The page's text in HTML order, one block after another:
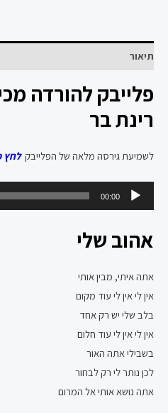
תיאור
פלייבק להורדה
רינת בר
לשמיעת גירסה מלאה של הפלייבקלחץ
אודיו
00:00
אהוב שלי
אתה איתי, מבין אותי
אין לי אין לי עוד מקום
בלב שלי יש רק אחד
אין לי אין לי עוד חלום
בשבילי אתה האור
לכן נותר לי רק לבחור
אתה נושא אותי אל המרום